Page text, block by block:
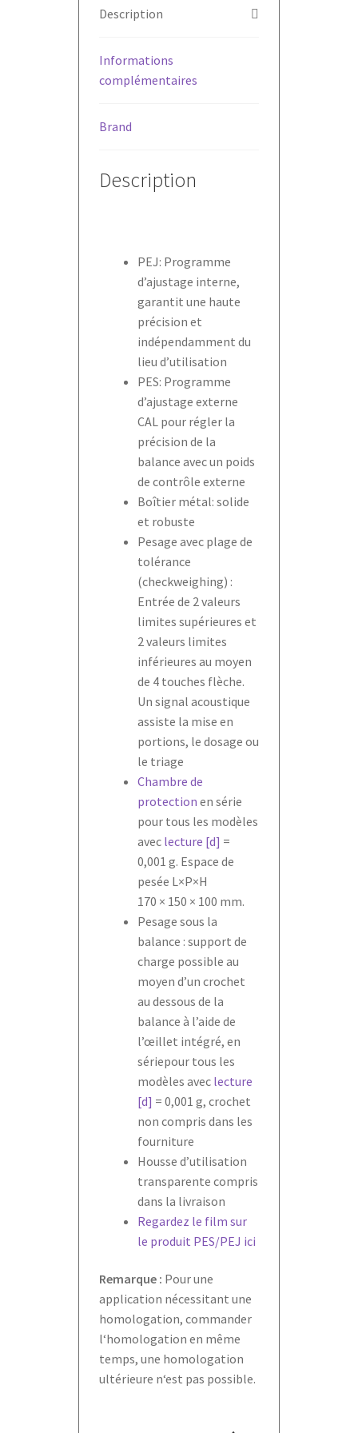
Description
Informations
complémentaires
Brand
Description
PEJ: Programme
d’ajustage interne,
garantit une haute
précision et
indépendamment du
lieu d’utilisation
PES: Programme
d’ajustage externe
CAL pour régler la
précision de la
balance avec un poids
de contrôle externe
Boîtier métal: solide
et robuste
Pesage avec plage de
tolérance
(checkweighing) :
Entrée de 2 valeurs
limites supérieures et
2 valeurs limites
inférieures au moyen
de 4 touches flèche.
Un signal acoustique
assiste la mise en
portions, le dosage ou
le triage
Chambre de
protection en série
pour tous les modèles
avec lecture [d] =
0,001 g. Espace de
pesée L×P×H
170 × 150 × 100 mm.
Pesage sous la
balance : support de
charge possible au
moyen d’un crochet
au dessous de la
balance à l’aide de
l’œillet intégré, en
sériepour tous les
modèles avec lecture
[d] = 0,001 g, crochet
non compris dans les
fourniture
Housse d’utilisation
transparente compris
dans la livraison
Regardez le film sur
le produit PES/PEJ ici
Remarque : Pour une
application nécessitant une
homologation, commander
l‘homologation en même
temps, une homologation
ultérieure n‘est pas possible.